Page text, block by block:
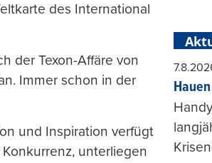
des International
der Texon-Affäre von
Immer schon in der
und Inspiration verfügt
unterliegen